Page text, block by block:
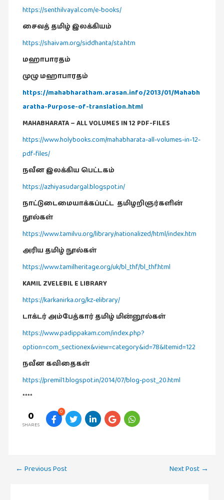
புகைப்படக்கலை
புத்தக
கண்காட்சி2019
புத்தக
காட்சி
தினங்கள்
புனைவுக்குறிப்புகள்
பெயரற்ற
மூத்தோர்
பாடல்
மொழி
மொழியாக்கம்
வரலாறு
https://senthilvayal.com/e-books/
சைவத் தமிழ் இலக்கியம்
https://shaivam.org/siddhanta/sta.htm
மஹாபாரதம்
முழு மஹாபாரதம்
https://mahabharatham.arasan.info/2013/01/Mahabh
aratha-Purpose-of-translation.html
MAHABHARATA – ALL VOLUMES IN 12 PDF-FILES
https://www.holybooks.com/mahabharata-all-volumes-in-12-
pdf-files/
நவீன இலக்கிய பெட்டகம்
https://azhiyasudargal.blogspot.in/
நாட்டுடைமையாக்கப்பட்ட தமிழறிஞர்களின்
நூல்கள்
https://www.tamilvu.org/library/nationalized/html/index.htm
அரிய தமிழ் நூல்கள்
https://www.tamilheritage.org/uk/bl_thf/bl_thf.html
KAMIL ZVELEBIL E LIBRARY
https://karkanirka.org/kz-elibrary/
டாக்டர் அம்பேத்கார் தமிழ் மின்னூல்கள்
https://www.padippakam.com/index.php?
option=com_sectionex&view=category&id=78&Itemid=122
நவீன கவிதைகள்
https://premil1.blogspot.in/2014/07/blog-post_20.html
****
0
SHARES
0
Post
← Previous Post Next Post →